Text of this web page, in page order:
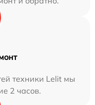
техники Lelit мы
2 часов.